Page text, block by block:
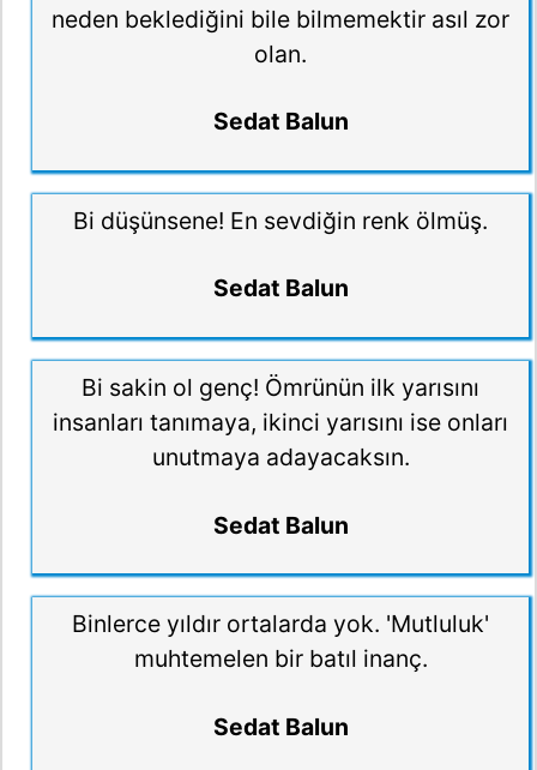
neden beklediğini bile bilmemektir asıl zor
olan.
Sedat Balun
Bi düşünsene! En sevdiğin renk ölmüş.
Sedat Balun
Bi sakin ol genç! Ömrünün ilk yarısını
insanları tanımaya, ikinci yarısını ise onları
unutmaya adayacaksın.
Sedat Balun
Binlerce yıldır ortalarda yok. 'Mutluluk'
muhtemelen bir batıl inanç.
Sedat Balun